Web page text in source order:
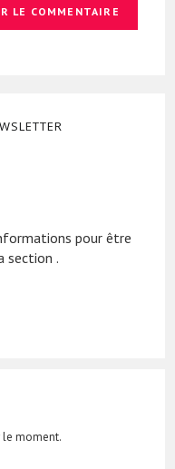
pour être
section .
le moment.